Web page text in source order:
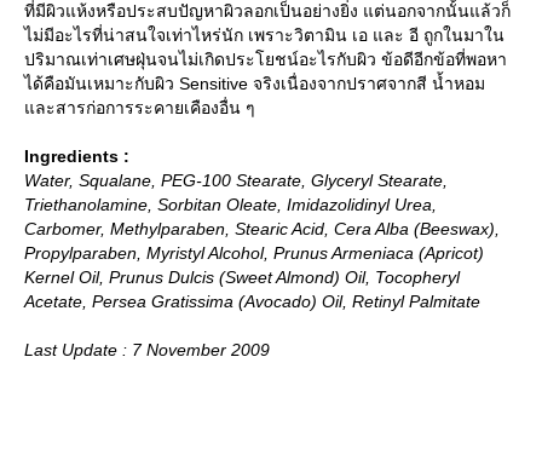
ที่มีผิวแห้งหรือประสบปัญหาผิวลอกเป็นอย่างยิ่ง แต่นอกจากนั้นแล้วก็
ไม่มีอะไรที่น่าสนใจเท่าไหร่นัก เพราะวิตามิน เอ และ อี ถูกในมาใน
ปริมาณเท่าเศษฝุ่นจนไม่เกิดประโยชน์อะไรกับผิว ข้อดีอีกข้อที่พอหา
ได้คือมันเหมาะกับผิว Sensitive จริงเนื่องจากปราศจากสี น้ำหอม
ละสารก่อการระคายเคืองอื่น ๆ
Ingredients :
Water, Squalane, PEG-100 Stearate, Glyceryl Stearate,
Triethanolamine, Sorbitan Oleate, Imidazolidinyl Urea,
Carbomer, Methylparaben, Stearic Acid, Cera Alba (Beeswax),
Propylparaben, Myristyl Alcohol, Prunus Armeniaca (Apricot)
Kernel Oil, Prunus Dulcis (Sweet Almond) Oil, Tocopheryl
Acetate, Persea Gratissima (Avocado) Oil, Retinyl Palmitate
Last Update : 7 November 2009